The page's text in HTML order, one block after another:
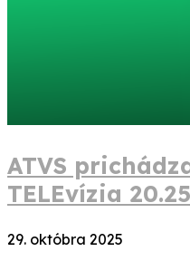
ATVS
TELEvízia 20.25
29. októbra 2025